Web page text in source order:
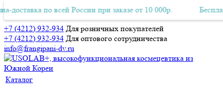
+7 (4212) 932-934 Для розничных покупателей
+7 (4212) 932-934 Для оптового сотрудничества
info@frangipani-dv.ru
Авиа-доставка по всей России при заказе от 10 000р.
по всей России при заказе от 10 000р.
Каталог